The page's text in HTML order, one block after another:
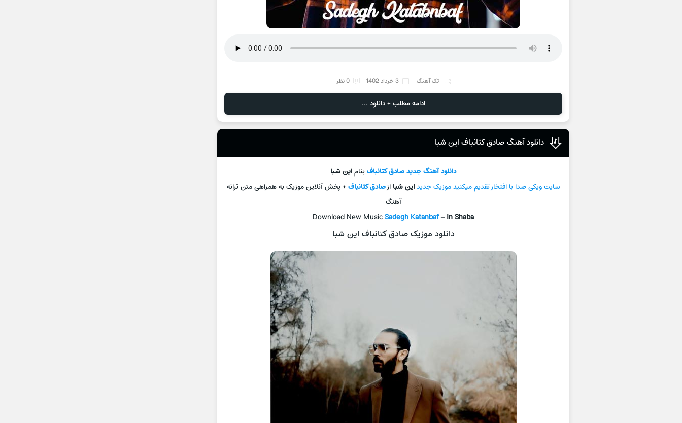
تک آهنگ 3 خرداد 1402 0 نظر
ادامه مطلب + دانلود ...
دانلود آهنگ صادق کتانباف این شبا
دانلود آهنگ جديدصادق کتانبافبناماین شبا
سایت ویکی صدا با افتخار تقدیم میکنید موزیک جدیداین شبا ازصادق کتانباف+ پخش آنلاین موزیک به همراهی متن ترانه
آهنگ
Download New MusicSadegh Katanbaf– In Shaba
دانلود موزیک صادق کتانباف این شبا